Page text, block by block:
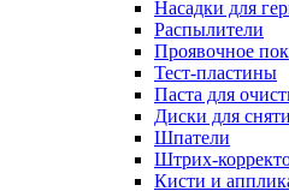
Насадки для
Распылители
Проявочное
Тест-пластины
Паста для
Диски для
Шпатели
Штрих-
Кисти и